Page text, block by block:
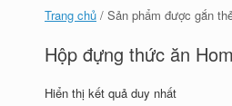
Trang chủ / Sản phẩm được gắn
Hộp đựng thức ăn
Hiển thị kết quả duy nhất